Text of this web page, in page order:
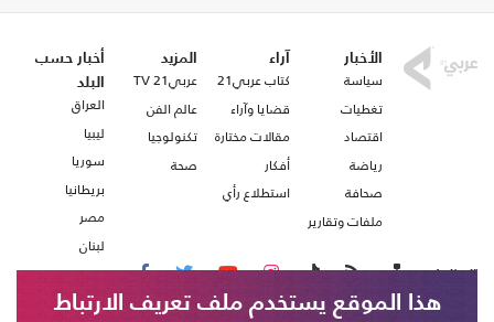
الأخبار
سياسة
تغطيات
اقتصاد
رياضة
صحافة
ملفات وتقارير
آراء
كتاب عربي21
قضايا وآراء
مقالات مختارة
أفكار
استطلاع رأي
المزيد
عربي21 TV
عالم الفن
تكنولوجيا
صحة
أخبار حسب
البلد
العراق
ليبيا
سوريا
بريطانيا
مصر
لبنان
تابعنا على
هذا الموقع يستخدم ملف تعريف الارتباط